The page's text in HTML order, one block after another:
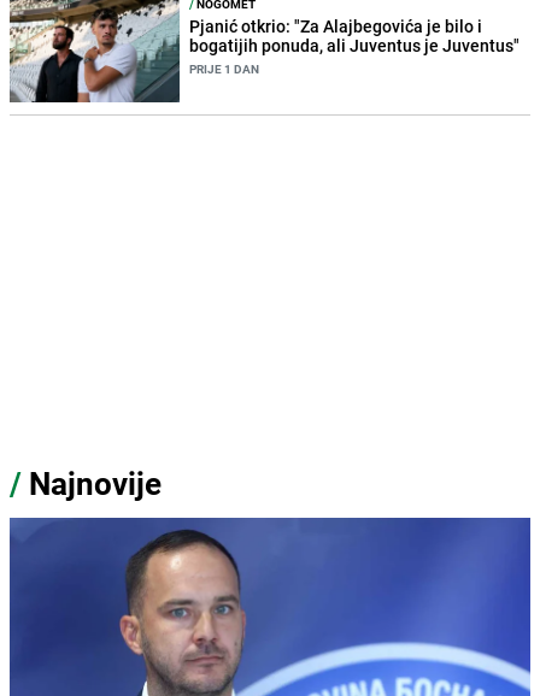
/ NOGOMET
Pjanić otkrio: "Za Alajbegovića je bilo i
bogatijih ponuda, ali Juventus je Juventus"
PRIJE 1 DAN
/ Najnovije